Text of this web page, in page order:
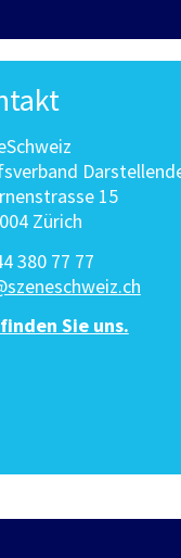
15
Zürich
380 77 77
Sie uns.